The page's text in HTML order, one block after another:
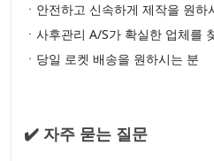
ㆍ안전하고 신속하게 제작을 원하
ㆍ사후관리 A/S가 확실한 업체를
ㆍ당일 로켓 배송을 원하시는 분
✔️ 자주 묻는 질문